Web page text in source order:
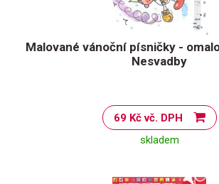
Malované vánoční písničky -
Nesvadby
69 Kč vč. DPH
skladem